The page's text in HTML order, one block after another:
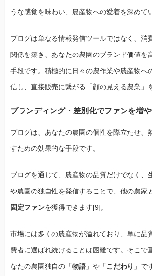
うな感覚を味わい、農産物への愛着を深めて
ブログは単なる情報発信ツールではなく、消
関係を築き、あなたの農園のブランド価値を
手段です。積極的に日々の農作業や農産物へ
信し、直接販売に繋がる「顔の見える農業」
ブランディング・差別化でファンを増
ブログは、あなたの農園の個性を際立たせ、
すための効果的な手段です。
ブログを通じて、農産物の品質だけでなく、
や農園の独自性を発信することで、他の農家
固定ファンを獲得できます[9]。
市場には多くの農産物が溢れており、単に品
費者に選ばれ続けることは困難です。そこで
なたの農園独自の「物語 」や「こだわり 」で